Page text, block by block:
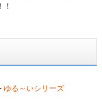
ゆる～いシリーズ